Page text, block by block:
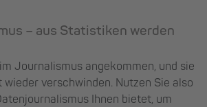
– aus Statistiken werden
Journalismus angekommen, und sie
verschwinden. Nutzen Sie also
Ihnen bietet, um